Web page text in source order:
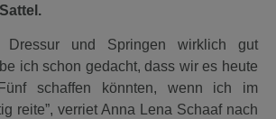
und Springen wirklich gut
ich schon gedacht, dass wir es heute
schaffen könnten, wenn ich im
reite”, verriet Anna Lena Schaaf nach